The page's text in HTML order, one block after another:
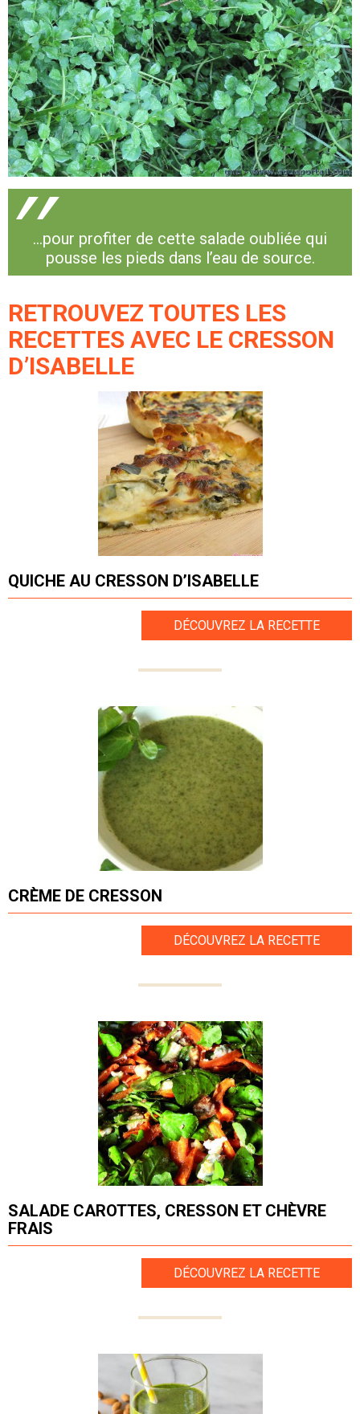
…pour profiter de cette salade oubliée qui
pousse les pieds dans l’eau de source.
RETROUVEZ TOUTES LES
RECETTES AVEC LE CRESSON
D’ISABELLE
QUICHE AU CRESSON D’ISABELLE
DÉCOUVREZ LA RECETTE
CRÈME DE CRESSON
DÉCOUVREZ LA RECETTE
SALADE CAROTTES, CRESSON ET CHÈVRE
FRAIS
DÉCOUVREZ LA RECETTE